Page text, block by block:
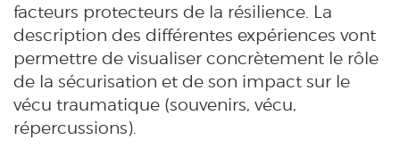
facteurs protecteurs de la résilience. La
description des différentes expériences vont
permettre de visualiser concrètement le rôle
de la sécurisation et de son impact sur le
vécu traumatique (souvenirs, vécu,
répercussions).